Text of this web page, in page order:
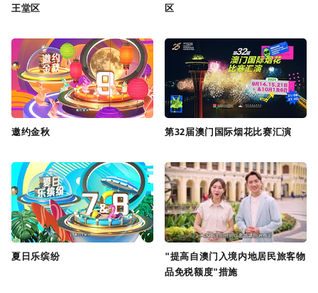
王堂区
区
邀约金秋 第32届澳门国际烟花比赛汇演
夏日乐缤纷
"提高自澳门入境内地居民旅客物
品免税额度"措施